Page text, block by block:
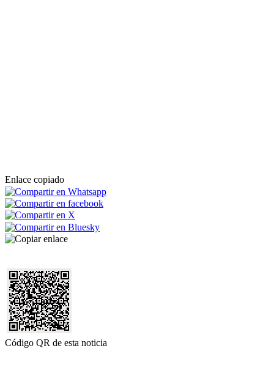
Enlace copiado
Código QR de esta noticia